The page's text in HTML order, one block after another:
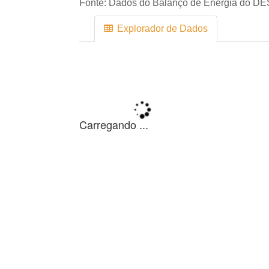
Fonte: Dados do Balanço de Energia do
Explorador de Dados